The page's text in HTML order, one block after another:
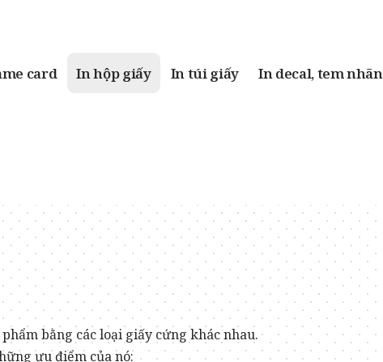
card In hộp giấy In túi giấy In decal, tem nhãn
bằng các loại giấy cứng khác nhau.
ưu điểm của nó: